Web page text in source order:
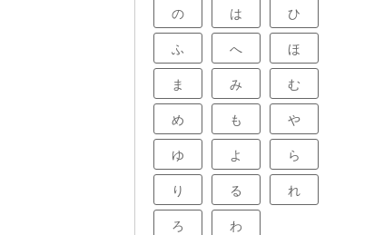
の は ひ
ふ へ ほ
ま み む
め も や
ゆ よ ら
り る れ
ろ わ